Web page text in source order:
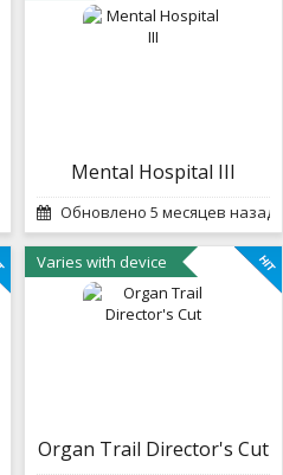
Mental Hospital III
Обновлено 5 месяцев назад
Varies with device
Organ Trail Director's Cut